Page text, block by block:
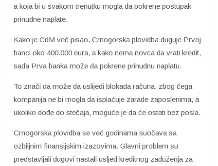
a koja bi u svakom trenutku mogla da pokrene postupak
prinudne naplate.
Kako je CdM već pisao, Crnogorska plovidba duguje Prvoj
banci oko 400.000 eura, a kako nema novca da vrati kredit,
sada Prva banka može da pokrene prinudnu naplatu.
To znači da može da uslijedi blokada računa, zbog čega
kompanija ne bi mogla da isplaćuje zarade zaposlenima, a
ukoliko dođe do stečaja, moguće je da će ostati bez posla.
Crnogorska plovidba se već godinama suočava sa
ozbiljnim finansijskim izazovima. Glavni problem su
predstavljali dugovi nastali usljed kreditnog zaduženja za